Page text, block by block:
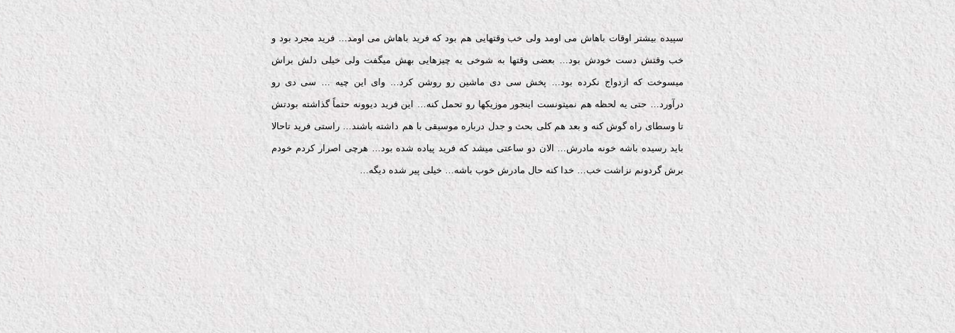
سپیده بیشتر اوقات باهاش می اومد ولی خب وقتهایی هم بود که فرید باهاش می اومد… فرید مجرد بود و
خب وقتش دست خودش بود… بعضی وقتها به شوخی یه چیزهایی بهش میگفت ولی خیلی دلش براش
میسوخت که ازدواج نکرده بود… پخش سی دی ماشین رو روشن کرد… وای این چیه … سی دی رو
درآورد… حتی یه لحظه هم نمیتونست اینجور موزیکها رو تحمل کنه… این فرید دیوونه حتماً گذاشته بودتش
تا وسطای راه گوش کنه و بعد هم کلی بحث و جدل درباره موسیقی با هم داشته باشند… راستی فرید تاحالا
باید رسیده باشه خونه مادرش… الان دو ساعتی میشد که فرید پیاده شده بود… هرچی اصرار کردم خودم
برش گردونم نزاشت خب… خدا کنه حال مادرش خوب باشه… خیلی پیر شده دیگه…